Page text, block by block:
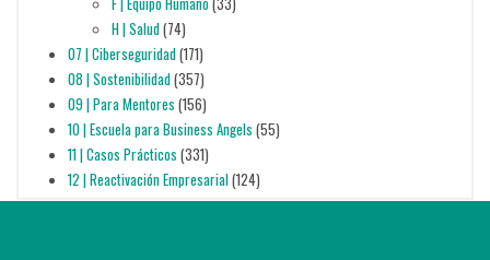
H | Salud(74)
07 | Ciberseguridad(171)
08 | Sostenibilidad(357)
09 | Para Mentores (156)
10 | Escuela para Business Angels (55)
11 | Casos Prácticos (331)
12 | Reactivación Empresarial(124)